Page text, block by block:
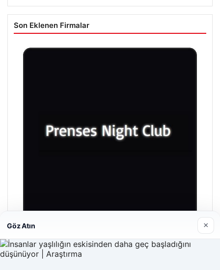
Son Eklenen Firmalar
Prenses Night Club
29/04/2026
Göz Atın ×